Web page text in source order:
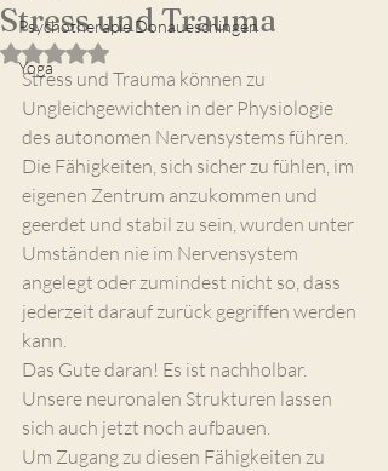
Psychotherapie Donaueschingen
Yoga
Stress und Trauma
Mit NaN von 5 Sternen bewertet.
Stress und Trauma können zu
Ungleichgewichten in der Physiologie
des autonomen Nervensystems führen.
Die Fähigkeiten, sich sicher zu fühlen, im
eigenen Zentrum anzukommen und
geerdet und stabil zu sein, wurden unter
Umständen nie im Nervensystem
angelegt oder zumindest nicht so, dass
jederzeit darauf zurück gegriffen werden
kann.
Das Gute daran! Es ist nachholbar.
Unsere neuronalen Strukturen lassen
sich auch jetzt noch aufbauen.
Um Zugang zu diesen Fähigkeiten zu